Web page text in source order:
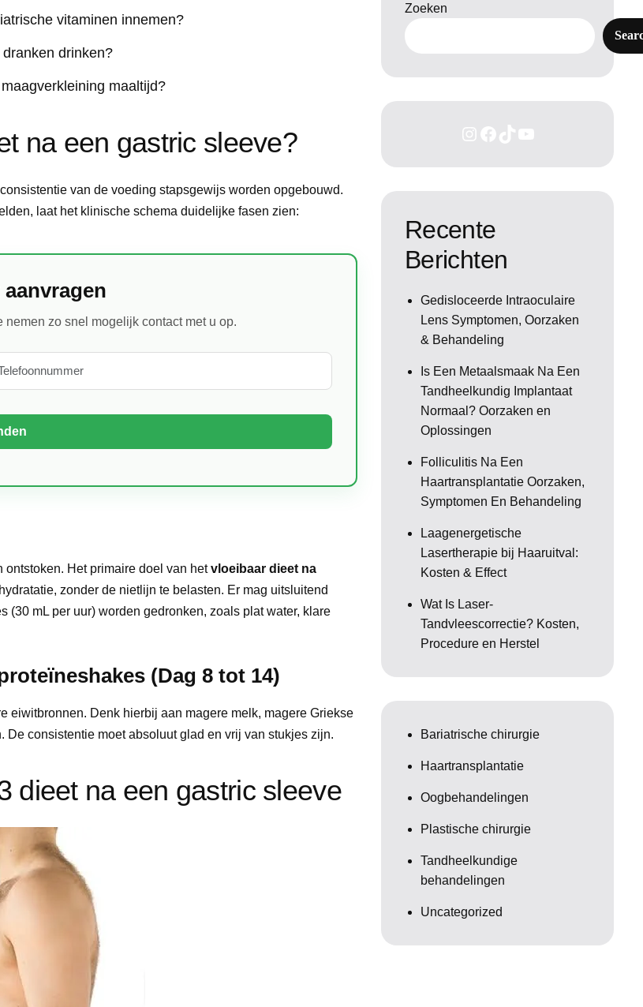
vitaminen innemen?
drinken?
maaltijd?
na een gastric sleeve?
van de voeding stapsgewijs worden opgebouwd.
laat het klinische schema duidelijke fasen zien:
zo snel mogelijk contact met u op.
Het primaire doel van hetvloeibaar dieet na
zonder de nietlijn te belasten. Er mag uitsluitend
mL per uur) worden gedronken, zoals plat water, klare
(Dag 8 tot 14)
eiwitbronnen. Denk hierbij aan magere melk, magere Griekse
consistentie moet absoluut glad en vrij van stukjes zijn.
dieet na een gastric sleeve
Zoeken
Recente
Berichten
Gedisloceerde Intraoculaire
Lens Symptomen, Oorzaken
& Behandeling
Is Een Metaalsmaak Na Een
Tandheelkundig Implantaat
Normaal? Oorzaken en
Oplossingen
Folliculitis Na Een
Haartransplantatie Oorzaken,
Symptomen En Behandeling
Laagenergetische
Lasertherapie bij Haaruitval:
Kosten & Effect
Wat Is Laser-
Tandvleescorrectie? Kosten,
Procedure en Herstel
Bariatrische chirurgie
Haartransplantatie
Oogbehandelingen
Plastische chirurgie
Tandheelkundige
behandelingen
Uncategorized